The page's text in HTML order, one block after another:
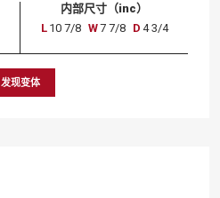
内部尺寸（inc）
L 10 7/8 W7 7/8 D 4 3/4
发现变体